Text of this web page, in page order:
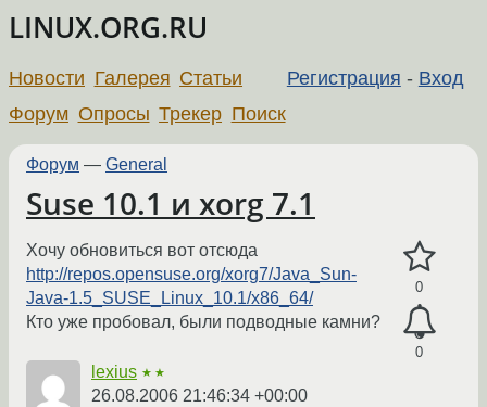
LINUX.ORG.RU
Регистрация - Вход
Новости Галерея Статьи
Форум Опросы Трекер Поиск
Форум — General
Suse 10.1 и xorg 7.1
0
0
Хочу обновиться вот отсюда
http://repos.opensuse.org/xorg7/Java_Sun-
Java-1.5_SUSE_Linux_10.1/x86_64/
Кто уже пробовал, были подводные камни?
lexius ★★
26.08.2006 21:46:34 +00:00